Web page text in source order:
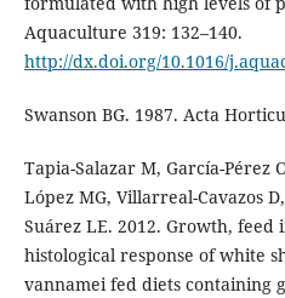
Aquaculture 319: 132–140.
http://dx.doi.org/10.1016/
Swanson BG. 1987. Acta
Tapia-Salazar M, García-Pérez
López MG, Villarreal-Cavazos
Suárez LE. 2012. Growth,
histological response of white
vannamei fed diets containing